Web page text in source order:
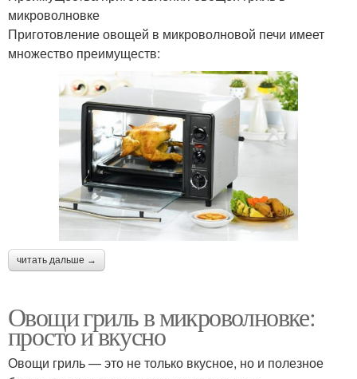
микроволновке
Приготовление овощей в микроволновой печи имеет
множество преимуществ:
читать дальше →
Овощи гриль в микроволновке:
просто и вкусно
Овощи гриль — это не только вкусное, но и полезное